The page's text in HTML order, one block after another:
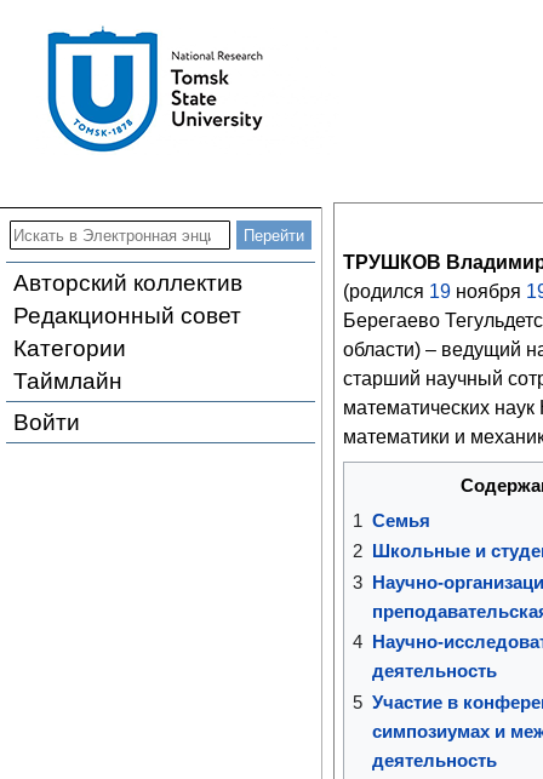
Авторский коллектив
Редакционный совет
Категории
Таймлайн
Войти
ТРУШКОВ Владимир
(родился 19 ноября
Берегаево
области) – ведущий
старший научный
математических
математики и
1 Семья
2
Школьные и
3 Научно-
4
Научно-
деятельность
5 Участие в
симпозиумах и
деятельность